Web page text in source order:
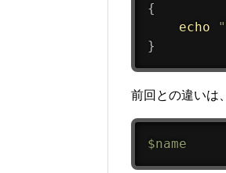
{
echo
}
前回との違いは、
$name